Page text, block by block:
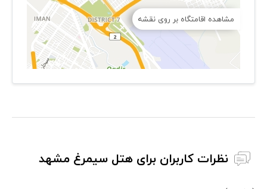
مشاهده اقامتگاه بر روی نقشه
نظرات کاربران برای هتل سیمرغ مشهد